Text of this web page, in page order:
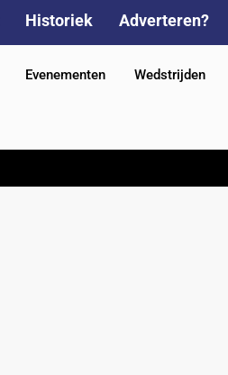
Historiek Adverteren?
Evenementen Wedstrijden